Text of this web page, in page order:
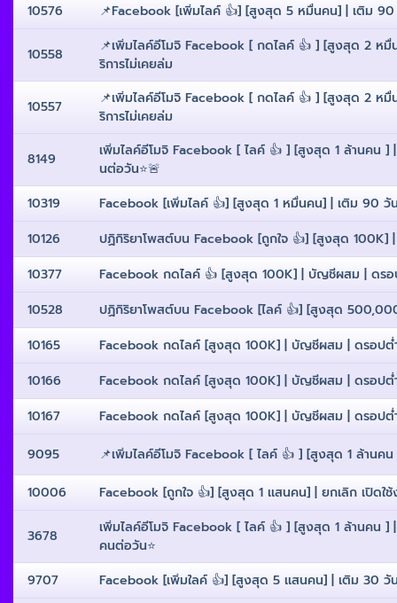
10576
📌Facebook [เพิ่มไลค์ 👍] [สูงสุด 5 หมื่นคน] | เติม
10558
📌เพิ่มไลค์อีโมจิ Facebook [ กดไลค์ 👍 ] [สูงสุด 2 ห
ริการไม่เคยล่ม
10557
📌เพิ่มไลค์อีโมจิ Facebook [ กดไลค์ 👍 ] [สูงสุด 2 ห
ริการไม่เคยล่ม
8149
เพิ่มไลค์อีโมจิ Facebook [ ไลค์ 👍 ] [สูงสุด 1 ล้านคน
นต่อวัน⭐️🚨
10319
Facebook [เพิ่มไลค์ 👍] [สูงสุด 1 หมื่นคน] | เติม 90
10126
ปฏิกิริยาโพสต์บน Facebook [ถูกใจ 👍] [สูงสุด 100K]
10377
Facebook กดไลค์ 👍 [สูงสุด 100K] | บัญชีผสม | ดร
10528
ปฏิกิริยาโพสต์บน Facebook [ไลค์ 👍] [สูงสุด
10165
Facebook กดไลค์ [สูงสุด 100K] | บัญชีผสม | ดรอปต่ํ
10166
Facebook กดไลค์ [สูงสุด 100K] | บัญชีผสม | ดรอปต่ํ
10167
Facebook กดไลค์ [สูงสุด 100K] | บัญชีผสม | ดรอปต่ํ
9095 📌เพิ่มไลค์อีโมจิ Facebook [ ไลค์ 👍 ] [สูงสุด 1 ล้าน
10006 Facebook [ถูกใจ 👍] [สูงสุด 1 เเสนคน] | ยกเลิก เปิด
3678
เพิ่มไลค์อีโมจิ Facebook [ ไลค์ 👍 ] [สูงสุด 1 ล้านคน
คนต่อวัน⭐️
9707
Facebook [เพิ่มใลค์ 👍] [สูงสุด 5 เเสนคน] | เติม 30